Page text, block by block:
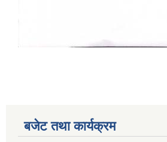
बजेट तथा कार्यक्रम